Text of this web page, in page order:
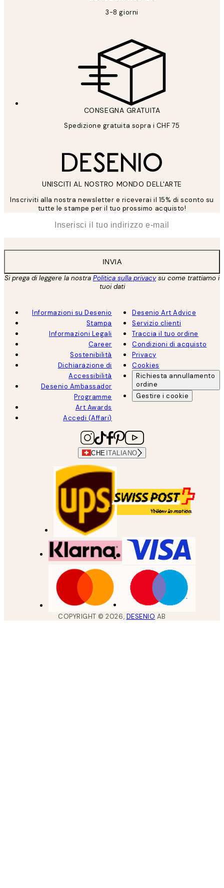
3-8 giorni
CONSEGNA GRATUITA
Spedizione gratuita sopra i CHF 75
UNISCITI AL NOSTRO MONDO DELL'ARTE
Inscriviti alla nostra newsletter e riceverai il 15% di sconto su
tutte le stampe per il tuo prossimo acquisto!
INVIA
Si prega di leggere la nostra Politica sulla privacysu come trattiamo i
tuoi dati
Informazioni su Desenio
Stampa
Informazioni Legali
Career
Sostenibilità
Dichiarazione di
Accessibilità
Desenio Ambassador
Programme
Art Awards
Accedi (Affari)
Desenio Art Advice
Servizio clienti
Traccia il tuo ordine
Condizioni di acquisto
Privacy
Cookies
Richiesta annullamento
ordine
Gestire i cookie
CHE ITALIANO
COPYRIGHT ©2026, DESENIO AB